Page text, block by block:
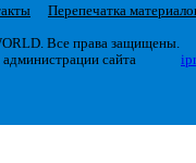
Перепечатка
Все права защищены.
сайта